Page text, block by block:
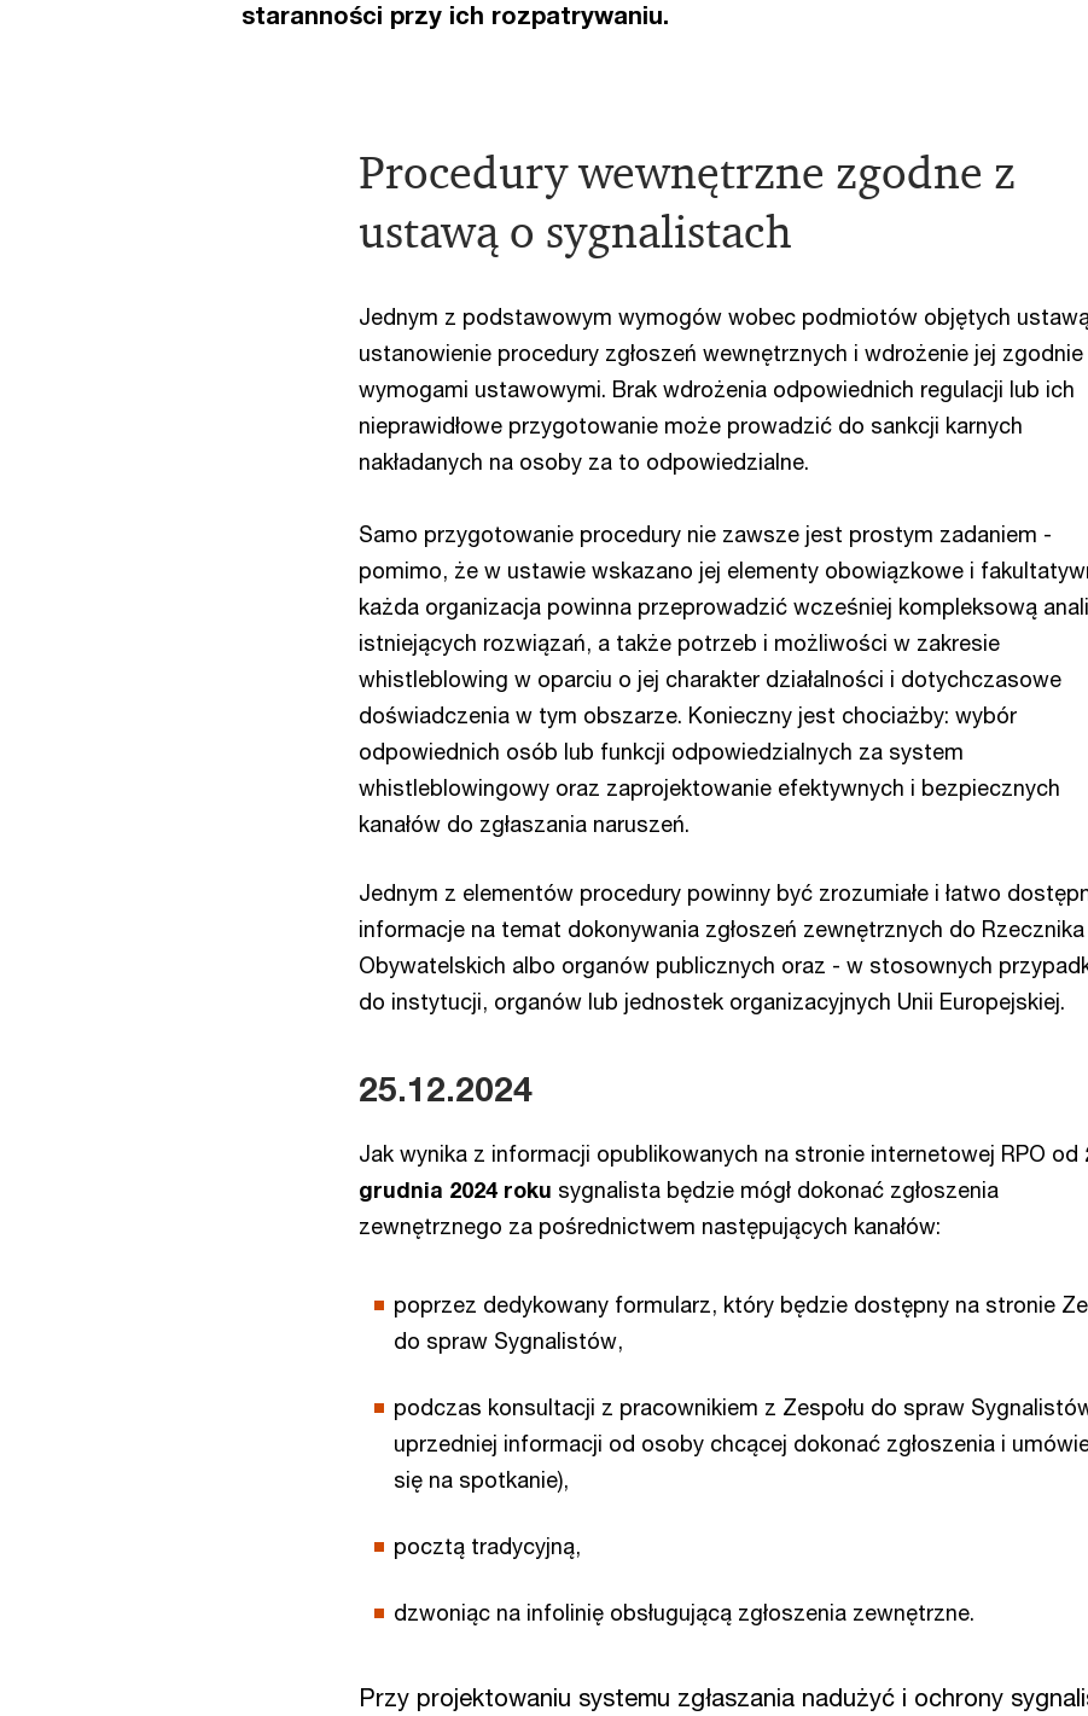
staranności przy ich rozpatrywaniu.
Procedury wewnętrzne zgodne z
ustawą o sygnalistach
Jednym z podstawowym wymogów wobec podmiotów objętych
ustanowienie procedury zgłoszeń wewnętrznych i wdrożenie jej zgodnie
wymogami ustawowymi. Brak wdrożenia odpowiednich regulacji lub ich
nieprawidłowe przygotowanie może prowadzić do sankcji karnych
nakładanych na osoby za to odpowiedzialne.
Samo przygotowanie procedury nie zawsze jest prostym zadaniem -
pomimo, że w ustawie wskazano jej elementy obowiązkowe i
każda organizacja powinna przeprowadzić wcześniej kompleksową
istniejących rozwiązań, a także potrzeb i możliwości w zakresie
whistleblowing w oparciu o jej charakter działalności i dotychczasowe
doświadczenia w tym obszarze. Konieczny jest chociażby: wybór
odpowiednich osób lub funkcji odpowiedzialnych za system
whistleblowingowy oraz zaprojektowanie efektywnych i bezpiecznych
kanałów do zgłaszania naruszeń.
Jednym z elementów procedury powinny być zrozumiałe i łatwo
informacje na temat dokonywania zgłoszeń zewnętrznych do Rzecznika
Obywatelskich albo organów publicznych oraz - w stosownych
do instytucji, organów lub jednostek organizacyjnych Unii Europejskiej.
25.12.2024
Jak wynika z informacji opublikowanych na stronie internetowej RPO od
grudnia 2024 roku sygnalista będzie mógł dokonać zgłoszenia
zewnętrznego za pośrednictwem następujących kanałów:
poprzez dedykowany formularz, który będzie dostępny na stronie
do spraw Sygnalistów,
podczas konsultacji z pracownikiem z Zespołu do spraw
uprzedniej informacji od osoby chcącej dokonać zgłoszenia i
się na spotkanie),
pocztą tradycyjną,
dzwoniąc na infolinię obsługującą zgłoszenia zewnętrzne.
Przy projektowaniu systemu zgłaszania nadużyć i ochrony